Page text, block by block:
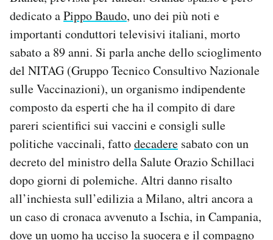
AREA PERSONALE
Area Personale
Newsletter
Notifiche mobile
Regala il Post
Hai bisogno di aiuto?
Esci
dedicato aPippo Baudo, uno dei più noti e
importanti conduttori televisivi italiani, morto
sabato a 89 anni. Si parla anche dello scioglimento
del NITAG (Gruppo Tecnico Consultivo Nazionale
sulle Vaccinazioni), un organismo indipendente
composto da esperti che ha il compito di dare
pareri scientifici sui vaccini e consigli sulle
politiche vaccinali, fattodecadere sabato con un
decreto del ministro della Salute Orazio Schillaci
dopo giorni di polemiche. Altri danno risalto
all’inchiesta sull’edilizia a Milano, altri ancora a
un caso di cronaca avvenuto a Ischia, in Campania,
dove un uomo ha ucciso la suocera e il compagno